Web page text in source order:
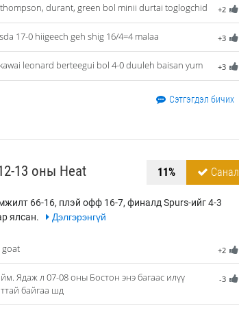
+2
durant, green bol minii durtai toglogchid
+3
17-0 hiigeech geh shig 16/4=4 malaa
+3
leonard berteegui bol 4-0 duuleh baisan yum
Сэтгэгдэл бичих
13 оны Heat 11% Санал
66-16, плэй офф 16-7, финалд Spurs-ийг 4-3
ялсан.
Дэлгэрэнгүй
+2
-3
Ядаж л 07-08 оны Бостон энэ багаас илүү
байгаа шд